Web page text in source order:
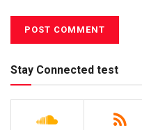
Stay Connected test